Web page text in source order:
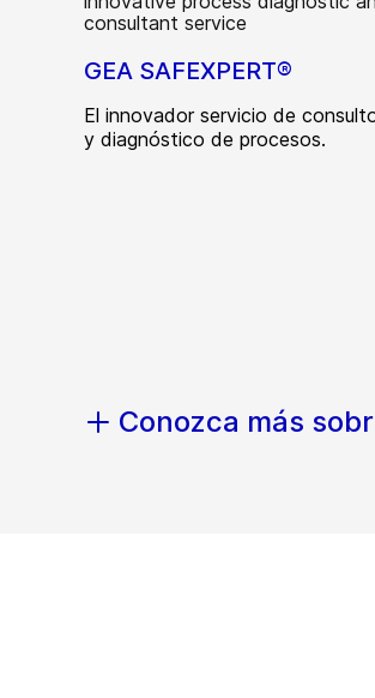
GEA SAFEXPERT®
El innovador servicio de
y diagnóstico de procesos.
Conozca más